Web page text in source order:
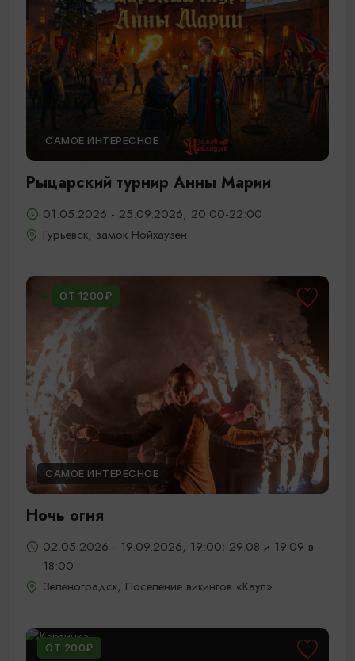
САМОЕ ИНТЕРЕСНОЕ
Рыцарский турнир Анны Марии
01.05.2026 - 25.09.2026, 20:00-22:00
Гурьевск, замок Нойхаузен
ОТ 1200₽
САМОЕ ИНТЕРЕСНОЕ
Ночь огня
02.05.2026 - 19.09.2026, 19:00; 29.08 и 19.09 в
18:00
Зеленоградск, Поселение викингов «Кауп»
ОТ 200₽